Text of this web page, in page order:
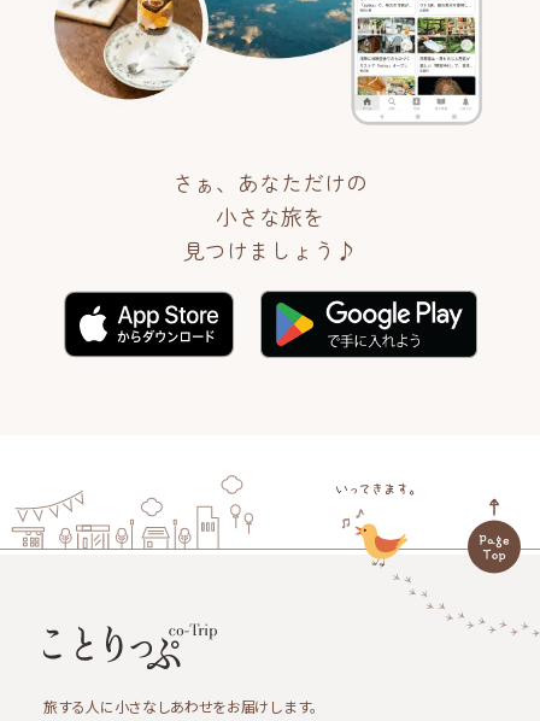
さぁ、あなただけの
小さな旅を
見つけましょう♪
旅する人に小さなしあわせをお届けします。